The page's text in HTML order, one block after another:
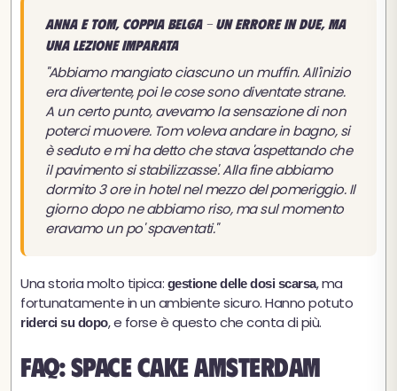
Anna e Tom, coppia belga - Un errore in due, ma
una lezione imparata
"Abbiamo mangiato ciascuno un muffin. All'inizio
era divertente, poi le cose sono diventate strane.
A un certo punto, avevamo la sensazione di non
poterci muovere. Tom voleva andare in bagno, si
è seduto e mi ha detto che stava 'aspettando che
il pavimento si stabilizzasse'. Alla fine abbiamo
dormito 3 ore in hotel nel mezzo del pomeriggio. Il
giorno dopo ne abbiamo riso, ma sul momento
eravamo un po' spaventati."
Una storia molto tipica: gestione delle dosi scarsa, ma
fortunatamente in un ambiente sicuro. Hanno potuto
riderci su dopo, e forse è questo che conta di più.
FAQ: Space Cake Amsterdam